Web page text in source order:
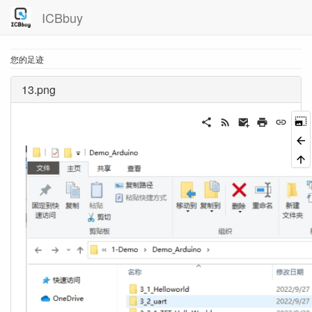
ICBbuy
您的足迹
13.png